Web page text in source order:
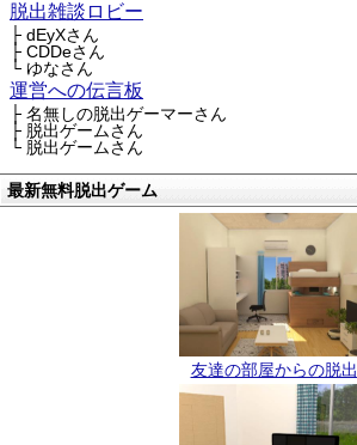
脱出雑談ロビー
├ dEyXさん
├ CDDeさん
└ ゆなさん
運営への伝言板
├ 名無しの脱出ゲーマーさん
├ 脱出ゲームさん
└ 脱出ゲームさん
最新無料脱出ゲーム
友達の部屋からの脱出